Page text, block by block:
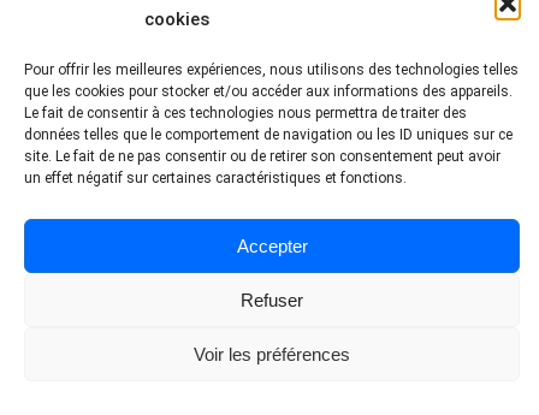
cookies
Pour offrir les meilleures expériences, nous utilisons des technologies telles
que les cookies pour stocker et/ou accéder aux informations des appareils.
Le fait de consentir à ces technologies nous permettra de traiter des
données telles que le comportement de navigation ou les ID uniques sur ce
site. Le fait de ne pas consentir ou de retirer son consentement peut avoir
un effet négatif sur certaines caractéristiques et fonctions.
Accepter
Refuser
Voir les préférences
© Tous droits réservés - Collège Alma
Politique de confidentialité